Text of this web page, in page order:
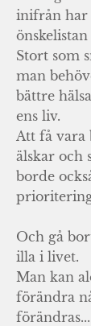
inifrån har
Stort som
man
bättre
ens liv.
Att få vara
älskar och
borde
Och gå
illa i livet.
Man kan
förändra